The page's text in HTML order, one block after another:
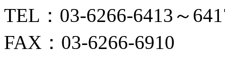
TEL：03-6266-6413～
FAX：03-6266-6910